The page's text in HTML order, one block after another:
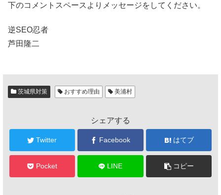
下のコメントスペースよりメッセージをしてください。
逆SEO忍者
芦田隆二
茨城県対策 おすすめ理由 美浦村
シェアする
Twitter Facebook はてブ
Pocket LINE コピー